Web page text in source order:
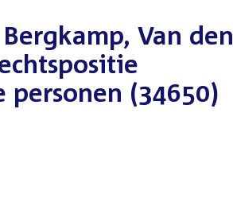
Van den
personen (34650)